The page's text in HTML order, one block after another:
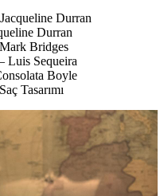
Durran
Durran
Bridges
Luis Sequeira
Boyle
Tasarımı